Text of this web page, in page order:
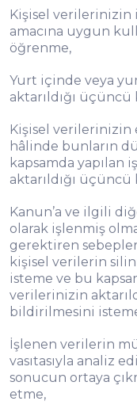
Kişisel verilerinizin
amacına uygun
öğrenme,
Yurt içinde veya
aktarıldığı
Kişisel verilerinizin
hâlinde bunların
kapsamda
aktarıldığı
Kanun’a ve ilgili
olarak işlenmiş
gerektiren
kişisel verilerin
isteme ve bu
verilerinizin
bildirilmesini
İşlenen verilerin
vasıtasıyla analiz
sonucun ortaya
etme,